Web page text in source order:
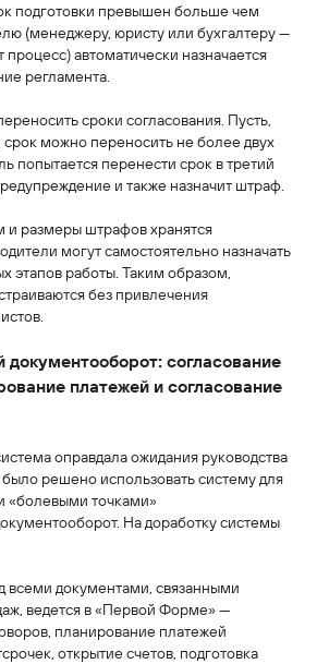
подготовки превышен больше чем
(менеджеру, юристу или бухгалтеру —
процесс) автоматически назначается
регламента.
сроки согласования. Пусть,
срок можно переносить не более двух
попытается перенести срок в третий
и также назначит штраф.
и размеры штрафов хранятся
могут самостоятельно назначать
этапов работы. Таким образом,
без привлечения
документооборот: согласование
платежей и согласование
оправдала ожидания руководства
решено использовать систему для
«болевыми точками»
На доработку системы
всеми документами, связанными
ведется в «Первой Форме» —
планирование платежей
открытие счетов, подготовка